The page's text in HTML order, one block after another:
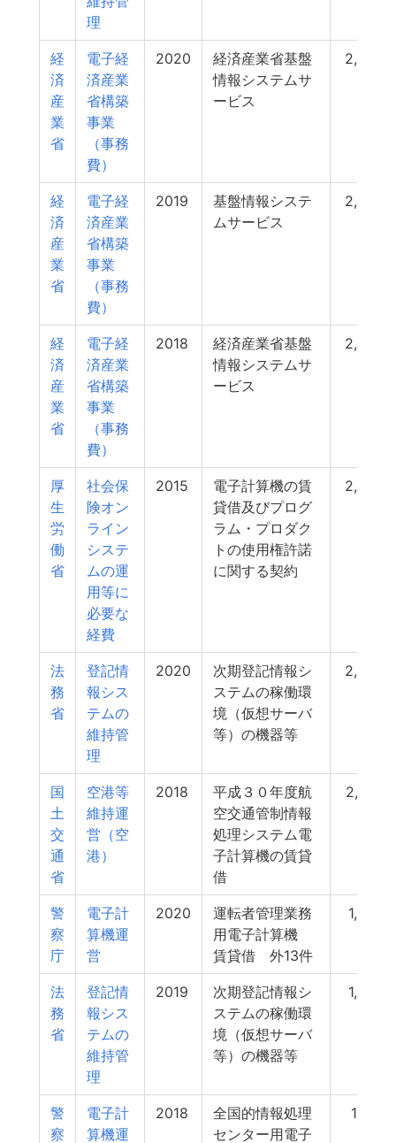
理
経
済
産
業
省
電子経
済産業
省構築
事業
（事務
費）
2020
経済産業省基盤
情報システムサ
ービス
2,585
経
済
産
業
省
電子経
済産業
省構築
事業
（事務
費）
2019
基盤情報システ
ムサービス
2,569
経
済
産
業
省
電子経
済産業
省構築
事業
（事務
費）
2018
経済産業省基盤
情報システムサ
ービス
2,545
厚
生
労
働
省
社会保
険オン
ライン
システ
ムの運
用等に
必要な
経費
2015
電子計算機の賃
貸借及びプログ
ラム・プロダク
トの使用権許諾
に関する契約
2,493
法
務
省
登記情
報シス
テムの
維持管
理
2020
次期登記情報シ
ステムの稼働環
境（仮想サーバ
等）の機器等
2,438
国
土
交
通
省
空港等
維持運
営（空
港）
2018
平成３０年度航
空交通管制情報
処理システム電
子計算機の賃貸
借
2,070
警
察
庁
電子計
算機運
営
2020
運転者管理業務
用電子計算機
賃貸借 外13件
1,932
法
務
省
登記情
報シス
テムの
維持管
理
2019
次期登記情報シ
ステムの稼働環
境（仮想サーバ
等）の機器等
1,906
警
察
電子計
算機運
2018
全国的情報処理
センター用電子
1,801